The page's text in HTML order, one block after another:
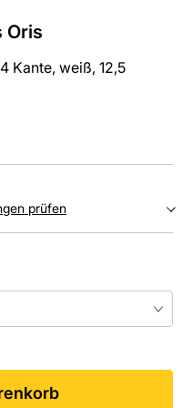
Oris
Kante, weiß, 12,5
prüfen